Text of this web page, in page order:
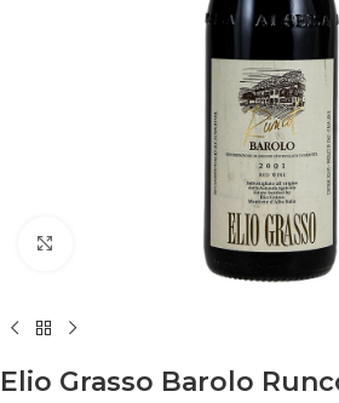
Click to enlarge
Elio Grasso Barolo